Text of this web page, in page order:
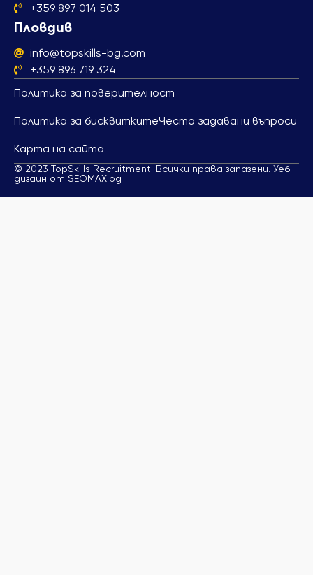
+359 897 014 503
Пловдив
info@topskills-bg.com
+359 896 719 324
Политика за поверителност
Политика за бисквиткитеЧесто задавани въпроси
Карта на сайта
© 2023 TopSkills Recruitment. Всички права запазени. Уеб
дизайн от SEOMAX.bg